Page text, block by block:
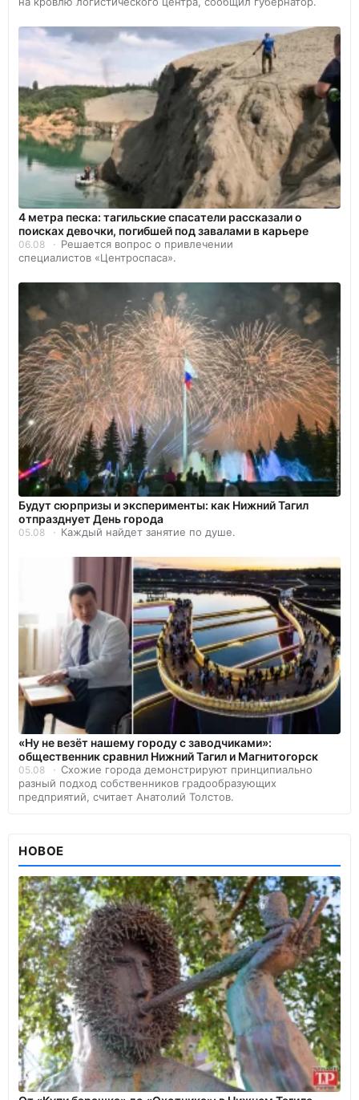
4 метра песка: тагильские спасатели рассказали о
поисках девочки, погибшей под завалами в карьере
06.08
Решается вопрос о привлечении
специалистов «Центроспаса».
Будут сюрпризы и эксперименты: как Нижний Тагил
отпразднует День города
05.08 Каждый найдет занятие по душе.
«Ну не везёт нашему городу с заводчиками»:
общественник сравнил Нижний Тагил и Магнитогорск
05.08
Схожие города демонстрируют принципиально
разный подход собственников градообразующих
предприятий, считает Анатолий Толстов.
НОВОЕ